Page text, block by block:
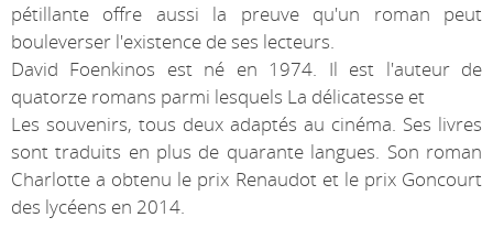
pétillante offre aussi la preuve qu'un roman peut
bouleverser l'existence de ses lecteurs.
David Foenkinos est né en 1974. Il est l'auteur de
quatorze romans parmi lesquels La délicatesse et
Les souvenirs, tous deux adaptés au cinéma. Ses livres
sont traduits en plus de quarante langues. Son roman
Charlotte a obtenu le prix Renaudot et le prix Goncourt
des lycéens en 2014.